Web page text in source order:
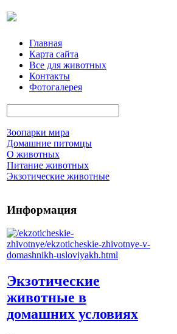
Главная
Карта сайта
Все для животных
Контакты
Фотогалерея
Зоопарки мира
Домашние питомцы
О животных
Питание животных
Экзотические животные
Информация
Экзотические
животные в
домашних условиях